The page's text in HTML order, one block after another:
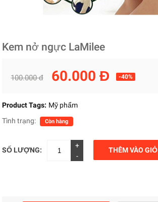
Kem nở ngực LaMilee
100.000 đ 60.000 Đ -40%
Product Tags: Mỹ phẩm
Tình trạng:
Còn hàng
SỐ LƯỢNG:
+
-
THÊM VÀO GIỎ